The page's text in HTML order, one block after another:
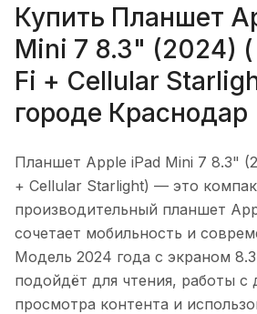
Купить Планшет
Mini 7 8.3" (2024) (
Fi + Cellular
городе Краснодар
Планшет Apple iPad Mini 7 8.3"
+ Cellular Starlight) — это
производительный планшет
сочетает мобильность и
Модель 2024 года с экраном
подойдёт для чтения, работы с
просмотра контента и